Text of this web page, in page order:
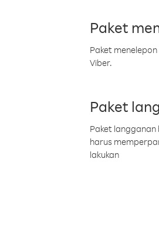
Paket
Paket
Viber.
Paket
Paket
harus
lakukan